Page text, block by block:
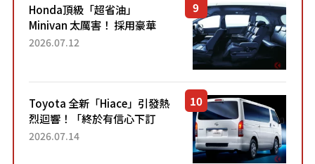
Honda頂級「超省油」
Minivan 太厲害！ 採用豪華
「真皮座椅」與專屬「黑色內
「三...
2026.07.12
Toyota 全新「Hiace」引發熱
烈迴響！「終於有信心下訂
了！」「哪個等級交車最
2026.07.14